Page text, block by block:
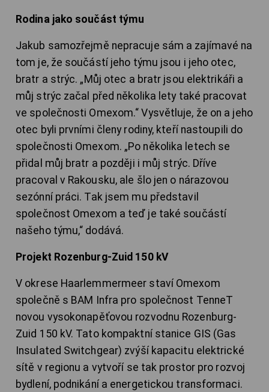
Rodina jako součást týmu
Jakub samozřejmě nepracuje sám a zajímavé na
tom je, že součástí jeho týmu jsou i jeho otec,
bratr a strýc. „Můj otec a bratr jsou elektrikáři a
můj strýc začal před několika lety také pracovat
ve společnosti Omexom.“ Vysvětluje, že on a jeho
otec byli prvními členy rodiny, kteří nastoupili do
společnosti Omexom. „Po několika letech se
přidal můj bratr a později i můj strýc. Dříve
pracoval v Rakousku, ale šlo jen o nárazovou
sezónní práci. Tak jsem mu představil
společnost Omexom a teď je také součástí
našeho týmu,“ dodává.
Projekt Rozenburg-Zuid 150 kV
V okrese Haarlemmermeer staví Omexom
společně s BAM Infra pro společnost TenneT
novou vysokonapěťovou rozvodnu Rozenburg-
Zuid 150 kV. Tato kompaktní stanice GIS (Gas
Insulated Switchgear) zvýší kapacitu elektrické
sítě v regionu a vytvoří se tak prostor pro rozvoj
bydlení, podnikání a energetickou transformaci.